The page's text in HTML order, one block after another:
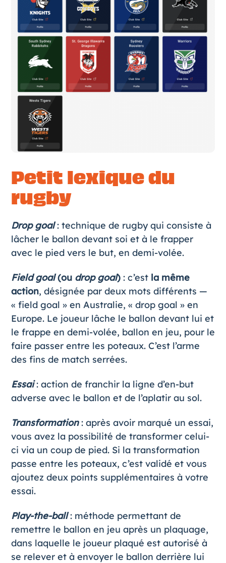
Petit lexique du
rugby
Drop goal: technique de rugby qui consiste à
lâcher le ballon devant soi et à le frapper
avec le pied vers le but, en demi-volée.
Field goal(ou drop goal): c’est la même
action, désignée par deux mots différents —
« field goal » en Australie, « drop goal » en
Europe. Le joueur lâche le ballon devant lui et
le frappe en demi-volée, ballon en jeu, pour le
faire passer entre les poteaux. C’est l’arme
des fins de match serrées.
Essai: action de franchir la ligne d’en-but
adverse avec le ballon et de l’aplatir au sol.
Transformation: après avoir marqué un essai,
vous avez la possibilité de transformer celui-
ci via un coup de pied. Si la transformation
passe entre les poteaux, c’est validé et vous
ajoutez deux points supplémentaires à votre
essai.
Play-the-ball: méthode permettant de
remettre le ballon en jeu après un plaquage,
dans laquelle le joueur plaqué est autorisé à
se relever et à envoyer le ballon derrière lui